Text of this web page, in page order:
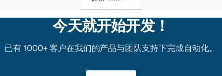
今天就开始开发！
已有 1000+ 客户在我们的产品与团队支持下完成自动化。